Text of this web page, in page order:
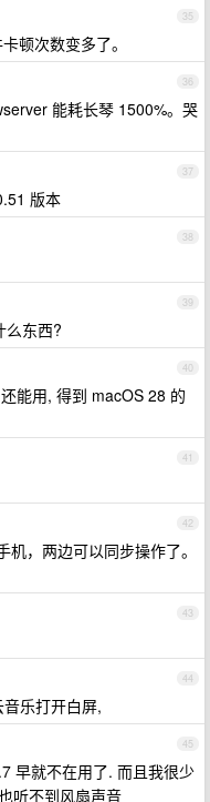
35
顿次数变多了。
36
能耗长琴 1500%。哭
37
版本
38
39
么东西?
40
能用, 得到 macOS 28 的
41
42
，两边可以同步操作了。
43
44
乐打开白屏,
45
早就不在用了. 而且我很少
听不到风扇声音